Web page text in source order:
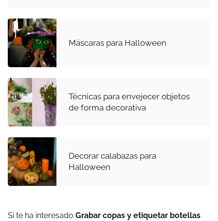
Máscaras para Halloween
Técnicas para envejecer objetos
de forma decorativa
Decorar calabazas para
Halloween
Si te ha interesado Grabar copas y etiquetar botellas